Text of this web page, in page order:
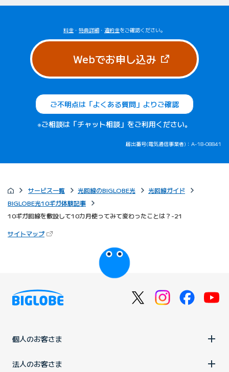
料金 ・ 特典詳細 ・ 違約金をご確認ください。
Webでお申し込み（新しいタブ
ご不明点は「よくある質問」よりご確認
※ご相談は「チャット相談」をご利用ください。
届出番号(電気通信事業者)：A-18-08841
サービス一覧 光回線のBIGLOBE光
光回線ガイド
BIGLOBE光10ギガ体験記事
10ギガ回線を敷設して10カ月使ってみて変わったことは？-21
サイトマップ（新しいタブで開きます）
びっぷるのページ
個人のお客さま
法人のお客さま